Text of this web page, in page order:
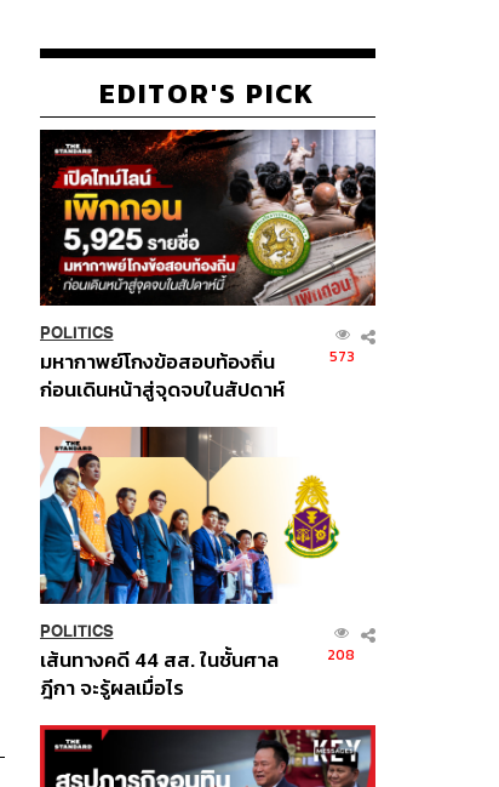
EDITOR'S PICK
POLITICS
มหากาพย์โกงข้อสอบท้องถิ่น
ก่อนเดินหน้าสู่จุดจบในสัปดาห์
573
POLITICS
เส้นทางคดี 44 สส. ในชั้นศาล
ฎีกา จะรู้ผลเมื่อไร
208